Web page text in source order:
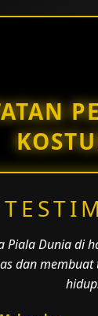
Piala Dunia di
dan